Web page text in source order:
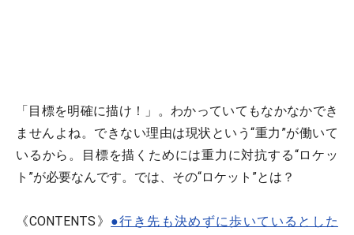
「目標を明確に描け！」。わかっていてもなかなかでき
ませんよね。できない理由は現状という“重力”が働いて
いるから。目標を描くためには重力に対抗する“ロケッ
ト”が必要なんです。では、その“ロケット”とは？
《CONTENTS》 ●行き先も決めずに歩いているとした